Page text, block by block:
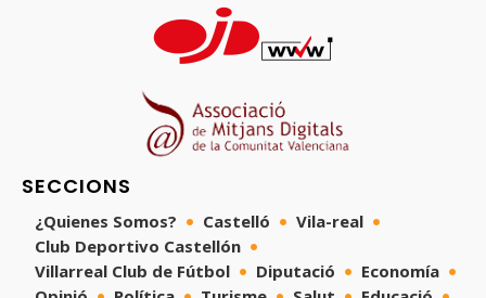
SECCIONS
¿Quienes Somos? Castelló
Vila-real
Club Deportivo Castellón
Villarreal Club de Fútbol
Diputació
Economía